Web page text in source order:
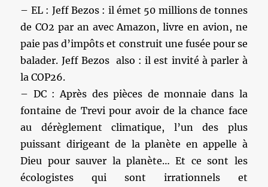
– EL : Jeff Bezos : il émet 50 millions de tonnes
de CO2 par an avec Amazon, livre en avion, ne
paie pas d’impôts et construit une fusée pour se
balader. Jeff Bezos also : il est invité à parler à
la COP26.
– DC : Après des pièces de monnaie dans la
fontaine de Trevi pour avoir de la chance face
au dérèglement climatique, l’un des plus
puissant dirigeant de la planète en appelle à
Dieu pour sauver la planète… Et ce sont les
écologistes qui sont irrationnels et